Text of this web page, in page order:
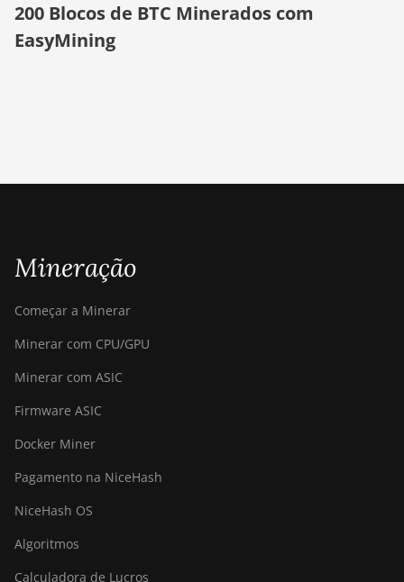
BITMAIN AntMiner
S19 XP+ Hyd
BITMAIN AntMiner
S19j Pro++ (125Th)
BITMAIN AntMiner
S21 Hyd. (335Th)
BITMAIN AntMiner
S21 Immersion
(301Th)
BITMAIN AntMiner
S21 Pro
BITMAIN AntMiner
200 Blocos de BTC Minerados com
EasyMining
Mineração
Começar a Minerar
Minerar com CPU/GPU
Minerar com ASIC
Firmware ASIC
Docker Miner
Pagamento na NiceHash
NiceHash OS
Algoritmos
Calculadora de Lucros